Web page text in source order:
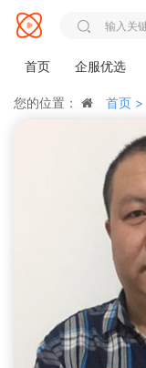
首页 企服优选
您的位置： 首页 >